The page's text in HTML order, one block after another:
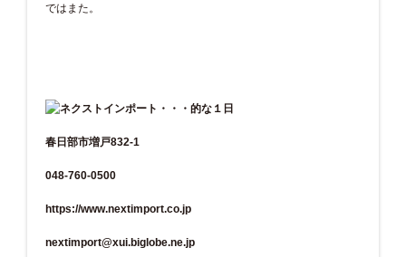
ではまた。
春日部市増戸832-1
048-760-0500
https://www.nextimport.co.jp
nextimport@xui.biglobe.ne.jp